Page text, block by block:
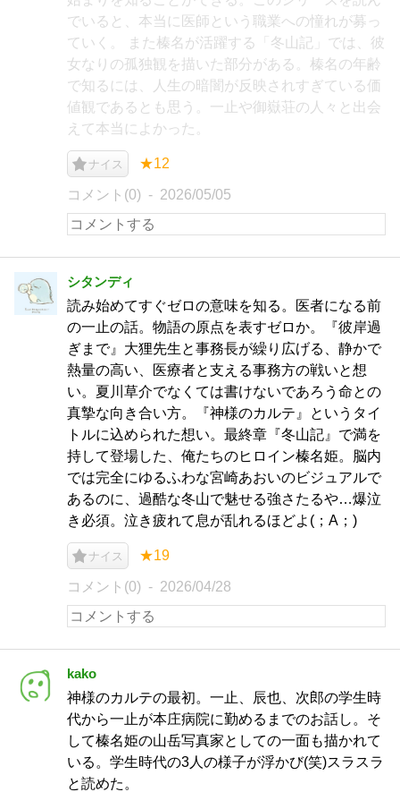
でいると、本当に医師という職業への憧れが募っ
ていく。 また榛名が活躍する「冬山記」では、彼
女なりの孤独観を描いた部分がある。榛名の年齢
で知るには、人生の暗闇が反映されすぎている価
値観であるとも思う。一止や御嶽荘の人々と出会
えて本当によかった。
ナイス ★12
コメント(0) 2026/05/05
シタンディ
読み始めてすぐゼロの意味を知る。医者になる前
の一止の話。物語の原点を表すゼロか。『彼岸過
ぎまで』大狸先生と事務長が繰り広げる、静かで
熱量の高い、医療者と支える事務方の戦いと想
い。夏川草介でなくては書けないであろう命との
真摯な向き合い方。『神様のカルテ』というタイ
トルに込められた想い。最終章『冬山記』で満を
持して登場した、俺たちのヒロイン榛名姫。脳内
では完全にゆるふわな宮崎あおいのビジュアルで
あるのに、過酷な冬山で魅せる強さたるや…爆泣
き必須。泣き疲れて息が乱れるほどよ(；A；)
ナイス ★19
コメント(0) 2026/04/28
kako
神様のカルテの最初。一止、辰也、次郎の学生時
代から一止が本庄病院に勤めるまでのお話し。そ
して榛名姫の山岳写真家としての一面も描かれて
いる。学生時代の3人の様子が浮かび(笑)スラスラ
と読めた。